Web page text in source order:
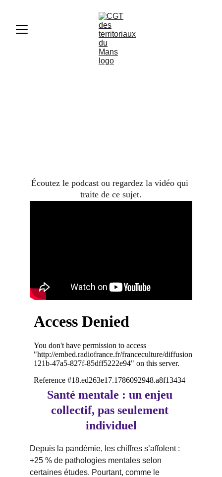
Depuis la pandémie, les chiffres s’affolent :
+25 % de pathologies mentales selon
certaines études. Pourtant, comme le
Écoutez le podcast ou regardez la vidéo qui
traite de ce sujet.
Santé mentale : un enjeu
collectif, pas seulement
individuel